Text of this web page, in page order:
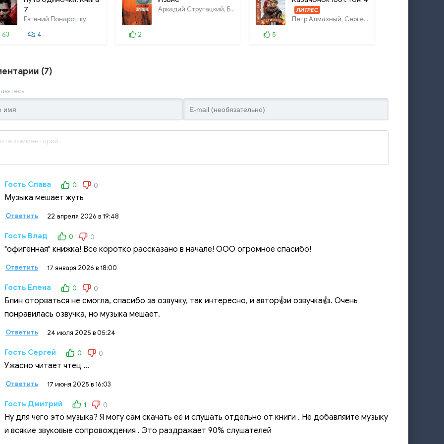
7
Евгений Понарошку
63
4
Аркадий Стругацкий, Борис Стругацкий
2
ЛИТРЕС
Петр Алмазный, Сергей Насоновский
5
(7)
Гость Слава 0 0
Музыка мешает жуть
Ответить 22 апреля 2026 в 19:48
Гость Влад 0 0
"офигенная" книжка! Все коротко рассказано в начале! ООО огромное спасибо!
Ответить 17 января 2026 в 18:00
Гость Елена 0 0
Блин оторваться не смогла, спасибо за озвучку, так интересно, и автор👍и озвучка👍. Очень
понравилась озвучка, но музыка мешает.
Ответить 24 июля 2025 в 05:24
Гость Сергей 0 0
Ужасно читает чтец …
Ответить 17 июня 2025 в 16:03
Гость Дмитрий 1 0
Ну для чего это музыка? Я могу сам скачать её и слушать отдельно от книги . Не добавляйте музыку
и всякие звуковые сопровождения . Это раздражает 90% слушателей